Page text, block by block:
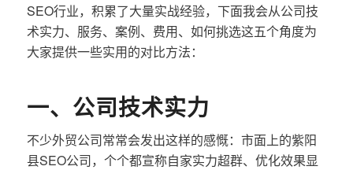
SEO行业，积累了大量实战经验，下面我会从公司技
术实力、服务、案例、费用、如何挑选这五个角度为
大家提供一些实用的对比方法：
一、公司技术实力
不少外贸公司常常会发出这样的感慨：市面上的紫阳
县SEO公司，个个都宣称自家实力超群、优化效果显